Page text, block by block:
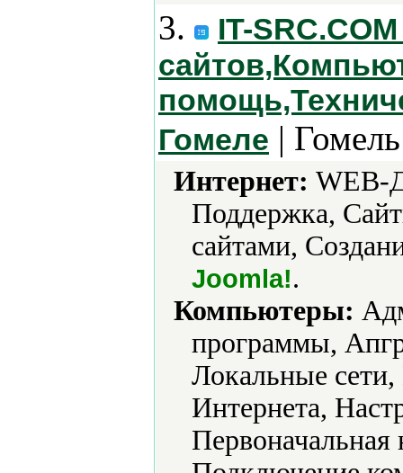
3.
IT-
Гомеле |
Интернет: WEB-
Поддержка,
сайтами,
Joomla!.
Компьютеры:
программы,
Локальные
Интернета,
Первоначальная